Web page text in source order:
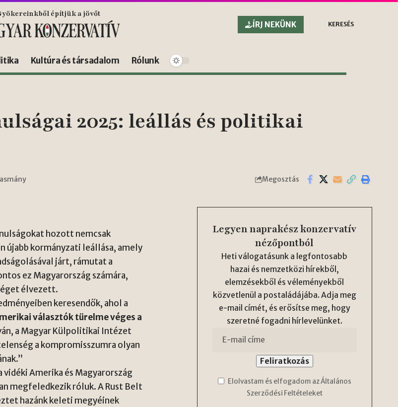
építjük a jövőt
ÍRJ NEKÜNK
KERESÉS
Kultúra és társadalom Rólunk
2025: leállás és politikai
Megosztás
hozott nemcsak
újabb kormányzati leállása, amely
járt, rámutat a
ez Magyarország számára,
élvezett.
keresendők, ahol a
választók türelme véges a
a Magyar Külpolitikai Intézet
a kompromisszumra olyan
vidéki Amerika és Magyarország
megfeledkezik róluk. A Rust Belt
hazánk keleti megyéinek
Legyen naprakész konzervatív
nézőpontból
Heti válogatásunk a legfontosabb
hazai és nemzetközi hírekből,
elemzésekből és véleményekből
közvetlenül a postaládájába. Adja meg
e-mail címét, és erősítse meg, hogy
szeretné fogadni hírlevelünket.
Elolvastam és elfogadom az Általános
Szerződési Feltételeket